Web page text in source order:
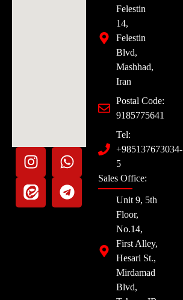
Felestin
14,
Felestin
Blvd,
Mashhad,
Iran
Postal Code:
9185775641
Tel:
+985137673034-
5
Sales Office:
Unit 9, 5th
Floor,
No.14,
First Alley,
Hesari St.,
Mirdamad
Blvd,